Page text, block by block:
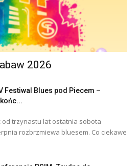
2026
Festiwal Blues pod Piecem –
od trzynastu lat ostatnia sobota
rozbrzmiewa bluesem. Co ciekawe